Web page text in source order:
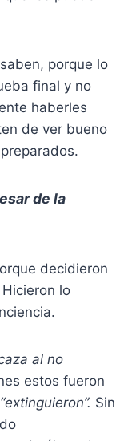
porque lo
final y no
haberles
de ver bueno
de la
decidieron
lo
al no
estos fueron
“extinguieron”. Sin